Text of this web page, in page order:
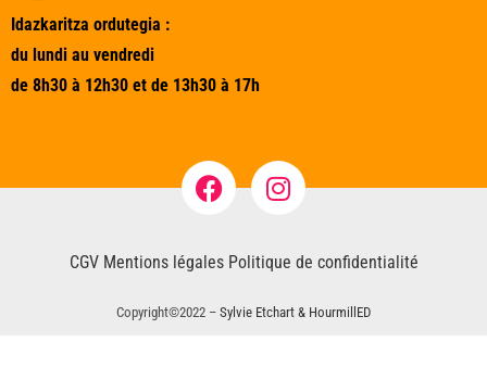
Idazkaritza ordutegia :
du lundi au vendredi
de 8h30 à 12h30 et de 13h30 à 17h
CGV Mentions légales Politique de confidentialité
Copyright©2022 – Sylvie Etchart & HourmillED